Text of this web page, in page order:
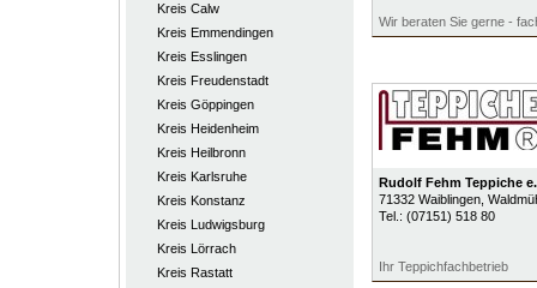
Kreis Calw
Kreis Emmendingen
Kreis Esslingen
Kreis Freudenstadt
Kreis Göppingen
Kreis Heidenheim
Kreis Heilbronn
Kreis Karlsruhe
Kreis Konstanz
Kreis Ludwigsburg
Kreis Lörrach
Kreis Rastatt
Wir beraten Sie gerne -
Rudolf Fehm Teppiche
71332 Waiblingen,
Tel.: (07151) 518 80
Ihr Teppichfachbetrieb